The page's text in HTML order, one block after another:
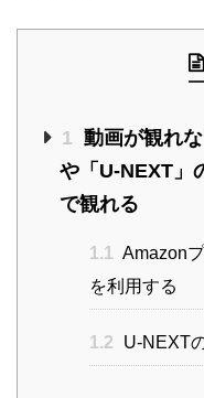
1 動画が観れ
や「U-NEXT」
で観れる
1.1 Amazon
を利用する
1.2 U-NEXT